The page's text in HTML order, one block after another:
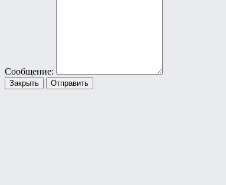
Сообщение:
Закрыть Отправить